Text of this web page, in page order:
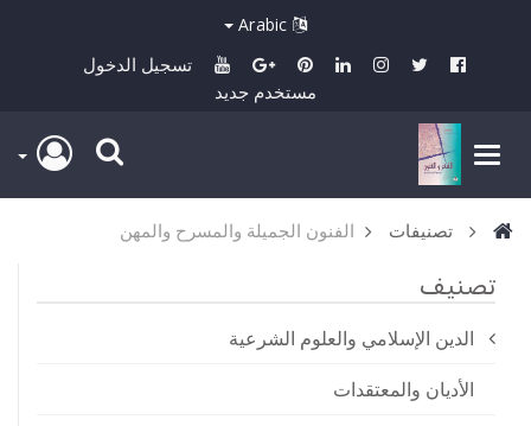
تسجيل الدخول
مستخدم جديد
تصنيفات الفنون الجميلة والمسرح والمهن
تصنيف
الدين الإسلامي والعلوم الشرعية
الأديان والمعتقدات